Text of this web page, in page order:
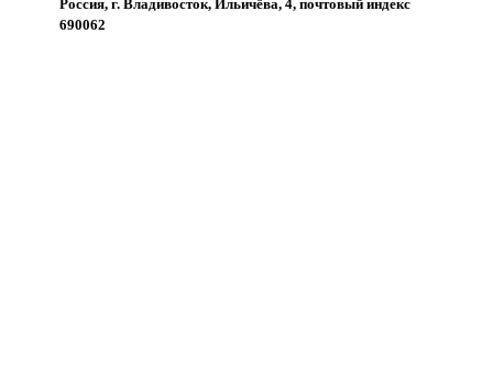
Россия, г. Владивосток, Ильичёва, 4, почтовый индекс
690062